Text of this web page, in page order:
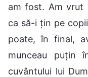
am fost. Am vrut
ca să-i țin pe
poate, în final,
munceau puțin
cuvântului lui